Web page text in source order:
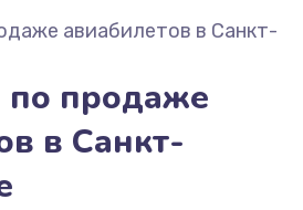
по продаже
в Санкт-